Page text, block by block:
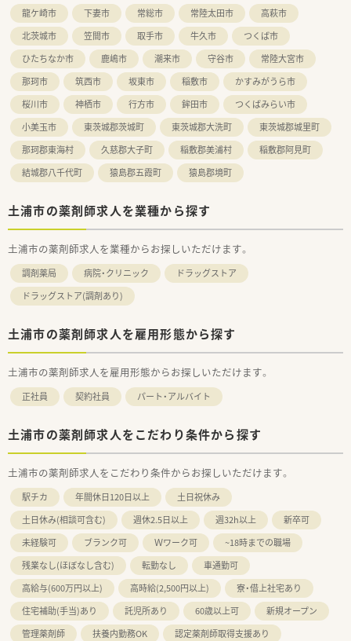
龍ケ崎市 下妻市 常総市 常陸太田市
高萩市
北茨城市
笠間市 取手市 牛久市
つくば市
ひたちなか市
鹿嶋市 潮来市 守谷市
常陸大宮市
那珂市
筑西市 坂東市 稲敷市
かすみがうら市
桜川市
神栖市 行方市 鉾田市
つくばみらい市
小美玉市
東茨城郡茨城町 東茨城郡大洗町
東茨城郡城里町
那珂郡東海村
久慈郡大子町 稲敷郡美浦村
稲敷郡阿見町
結城郡八千代町
猿島郡五霞町 猿島郡境町
土浦市の薬剤師求人を業種から探す
土浦市の薬剤師求人を業種からお探しいただけます。
調剤薬局 病院・クリニック
ドラッグストア
ドラッグストア(調剤あり)
土浦市の薬剤師求人を雇用形態から探す
土浦市の薬剤師求人を雇用形態からお探しいただけます。
正社員 契約社員 パート・アルバイト
土浦市の薬剤師求人をこだわり条件から探す
土浦市の薬剤師求人をこだわり条件からお探しいただけます。
駅チカ 年間休日120日以上
土日祝休み
土日休み(相談可含む)
週休2.5日以上 週32h以上
新卒可
未経験可
ブランク可 Ｗワーク可
~18時までの職場
残業なし(ほぼなし含む)
転勤なし
車通勤可
高給与(600万円以上)
高時給(2,500円以上)
寮・借上社宅あり
住宅補助(手当)あり
託児所あり 60歳以上可
新規オープン
管理薬剤師
扶養内勤務OK
認定薬剤師取得支援あり